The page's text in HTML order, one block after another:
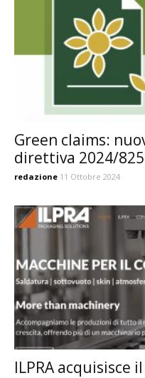
Green claims:
direttiva 2024/825
redazione 11 Ottobre 2024
ILPRA acquisisce